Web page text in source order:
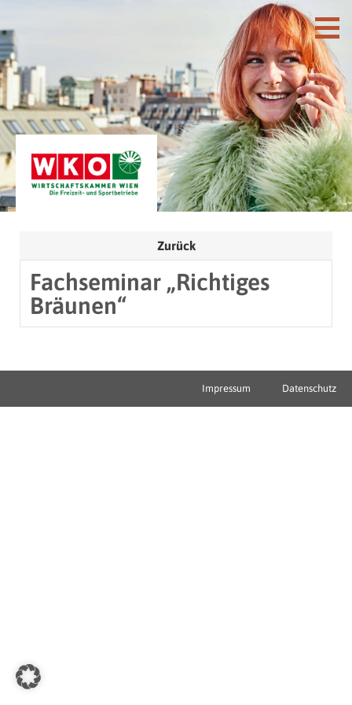
Zurück
Fachseminar „Richtiges
Bräunen“
Impressum Datenschutz